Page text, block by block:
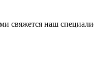
свяжется наш